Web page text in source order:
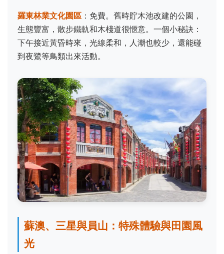
羅東林業文化園區 ：免費。舊時貯木池改建的公園，
生態豐富，散步鐵軌和木棧道很愜意。一個小秘訣：
下午接近黃昏時來，光線柔和，人潮也較少，還能碰
到夜鷺等鳥類出來活動。
蘇澳、三星與員山：特殊體驗與田園風
光